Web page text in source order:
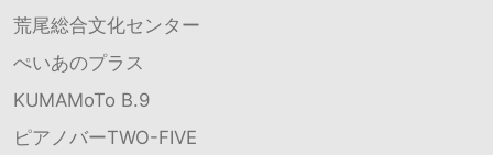
荒尾総合文化センター
ぺいあのプラス
KUMAMoTo B.9
ピアノバーTWO-FIVE